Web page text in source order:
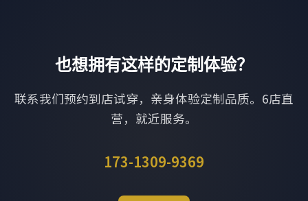
也想拥有这样的定制体验？
联系我们预约到店试穿，亲身体验定制品质。6店直
营，就近服务。
173-1309-9369